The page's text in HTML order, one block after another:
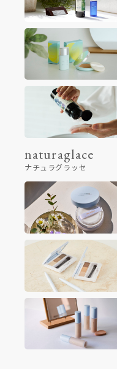
naturaglace
ナチュラグラッセ